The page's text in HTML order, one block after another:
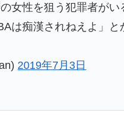
女性を狙う犯罪者が
は痴漢されねえよ」
2019年7月3日